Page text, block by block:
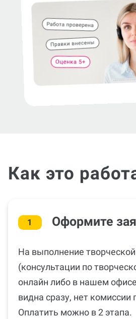
Как это
1 Оформите
На выполнение
(консультации по
онлайн либо в нашем
видна сразу, нет
Оплатить можно в 2 этапа.